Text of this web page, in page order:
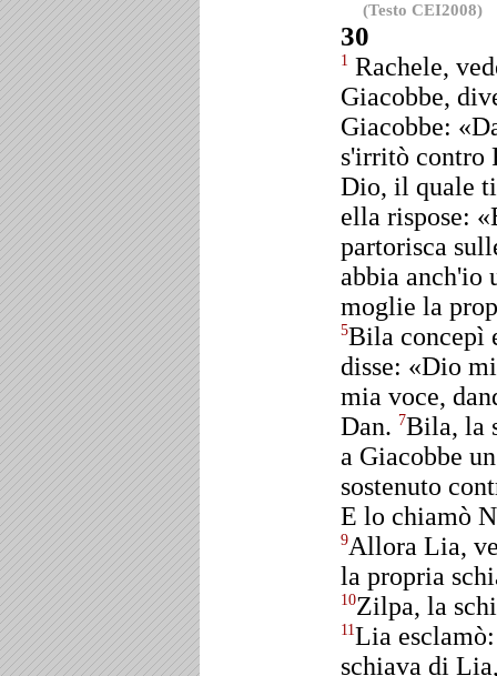
(Testo CEI2008)
30
1 Rachele,
Giacobbe,
Giacobbe:
s'irritò contro
Dio, il quale
ella rispose:
partorisca
abbia anch'io
moglie la
5Bila concepì
disse: «Dio
mia voce,
Dan. 7Bila, la
a Giacobbe
sostenuto
E lo chiamò
9Allora Lia,
la propria
10Zilpa, la
11Lia
schiava di